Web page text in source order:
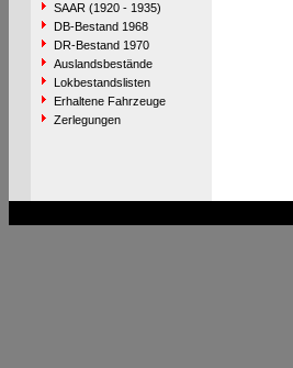
SAAR (1920 - 1935)
DB-Bestand 1968
DR-Bestand 1970
Auslandsbestände
Lokbestandslisten
Erhaltene Fahrzeuge
Zerlegungen